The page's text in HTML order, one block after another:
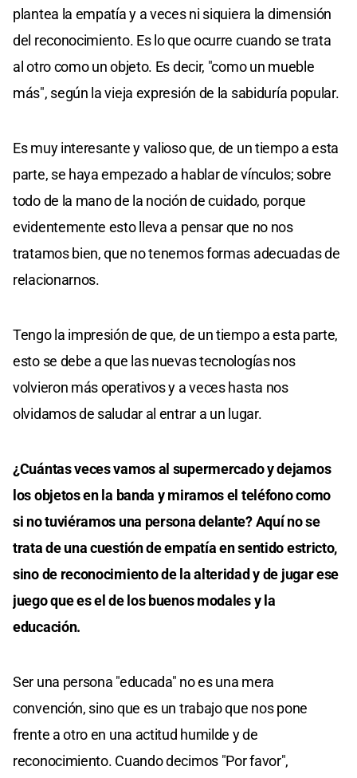
plantea la empatía y a veces ni siquiera la dimensión
del reconocimiento. Es lo que ocurre cuando se trata
al otro como un objeto. Es decir, "como un mueble
más", según la vieja expresión de la sabiduría popular.
Es muy interesante y valioso que, de un tiempo a esta
parte, se haya empezado a hablar de vínculos; sobre
todo de la mano de la noción de cuidado, porque
evidentemente esto lleva a pensar que no nos
tratamos bien, que no tenemos formas adecuadas de
relacionarnos.
Tengo la impresión de que, de un tiempo a esta parte,
esto se debe a que las nuevas tecnologías nos
volvieron más operativos y a veces hasta nos
olvidamos de saludar al entrar a un lugar.
¿Cuántas veces vamos al supermercado y dejamos
los objetos en la banda y miramos el teléfono como
si no tuviéramos una persona delante? Aquí no se
trata de una cuestión de empatía en sentido estricto,
sino de reconocimiento de la alteridad y de jugar ese
juego que es el de los buenos modales y la
educación.
Ser una persona "educada" no es una mera
convención, sino que es un trabajo que nos pone
frente a otro en una actitud humilde y de
reconocimiento. Cuando decimos "Por favor",